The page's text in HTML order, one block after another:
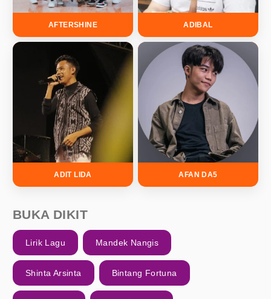
AFTERSHINE ADIBAL
ADIT LIDA AFAN DA5
BUKA DIKIT
Lirik Lagu Mandek Nangis
Shinta Arsinta Bintang Fortuna